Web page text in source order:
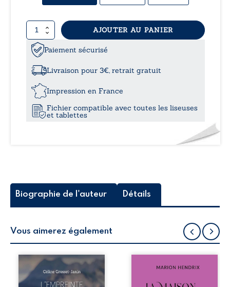
quantité
de
Les
liens
ennemis
AJOUTER AU PANIER
Paiement sécurisé
Livraison pour 3€, retrait gratuit
Impression en France
Fichier compatible avec toutes les liseuses
et tablettes
Biographie de l'auteur Détails
Vous aimerez également
Que reste-t-il de
l’enfance lorsque
la maladie impose
Nous sommes en
après le décès du